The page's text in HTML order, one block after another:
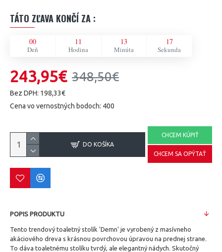
TÁTO ZĽAVA KONČÍ ZA :
00
Deň
11
Hodina
13
Minúta
17
Sekunda
243,95€ 348,50€
Bez DPH: 198,33€
Cena vo vernostných bodoch: 400
DO KOŠÍKA
CHCEM KÚPIŤ
CHCEM SA OPÝTAŤ
POPIS PRODUKTU
Tento trendový toaletný stolík 'Demn' je vyrobený z masívneho
akáciového dreva s krásnou povrchovou úpravou na prednej strane.
To dáva toaletnému stolíku tvrdý, ale elegantný nádych. Skutočný